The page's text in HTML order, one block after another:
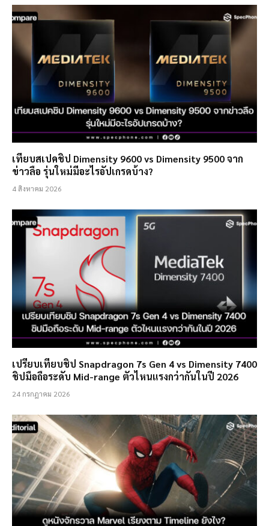
เทียบสเปคชิป Dimensity 9600 vs Dimensity 9500 จาก
ข่าวลือ รุ่นใหม่มีอะไรอัปเกรดบ้าง?
4 สิงหาคม 2026
เปรียบเทียบชิป Snapdragon 7s Gen 4 vs Dimensity 7400
ชิปมือถือระดับ Mid-range ตัวไหนแรงกว่ากันในปี 2026
24 กรกฎาคม 2026